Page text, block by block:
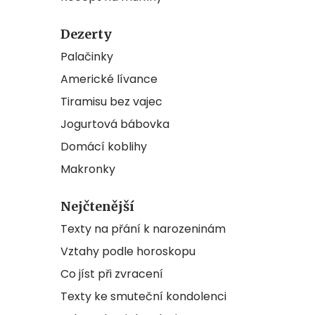
Dezerty
Palačinky
Americké lívance
Tiramisu bez vajec
Jogurtová bábovka
Domácí koblihy
Makronky
Nejčtenější
Texty na přání k narozeninám
Vztahy podle horoskopu
Co jíst při zvracení
Texty ke smuteční kondolenci